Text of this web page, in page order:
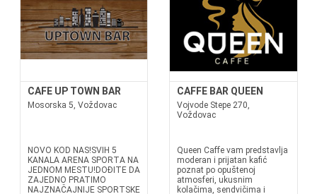
CAFE UP TOWN BAR
Mosorska 5, Voždovac
NOVO KOD NAS!SVIH 5
KANALA ARENA SPORTA NA
JEDNOM MESTU!DOĐITE DA
ZAJEDNO PRATIMO
NAJZNAČAJNIJE SPORTSKE
CAFFE BAR QUEEN
Vojvode Stepe 270,
Voždovac
Queen Caffe vam predstavlja
moderan i prijatan kafić
poznat po opuštenoj
atmosferi, ukusnim
kolačima, sendvičima i